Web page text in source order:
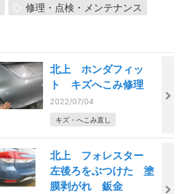
修理・点検・メンテナンス
北上 ホンダフィッ
ト キズへこみ修理
2022/07/04
キズ・へこみ直し
北上 フォレスター
左後ろをぶつけた 塗
膜剥がれ 鈑金